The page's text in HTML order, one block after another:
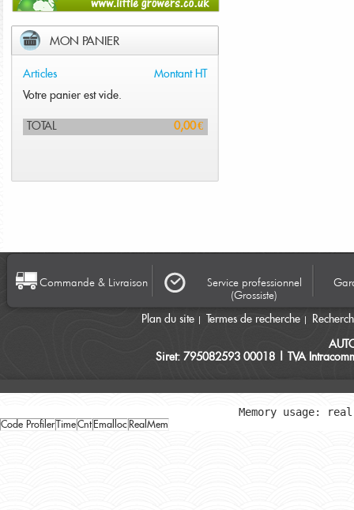
MON PANIER
Articles
Montant HT
Votre panier est vide.
TOTAL 0,00 €
Commande & Livraison
Service professionnel
(Grossiste)
Plan du site Termes de recherche
Siret: 795082593 00018 | TVA
Memory usage:
Code Profiler TimeCnt Emalloc RealMem